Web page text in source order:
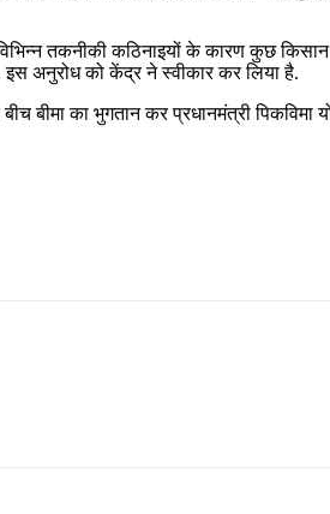
तकनीकी कठिनाइयों के कारण कुछ किसान
अनुरोध को केंद्र ने स्वीकार कर लिया है.
बीमा का भुगतान कर प्रधानमंत्री पिकविमा